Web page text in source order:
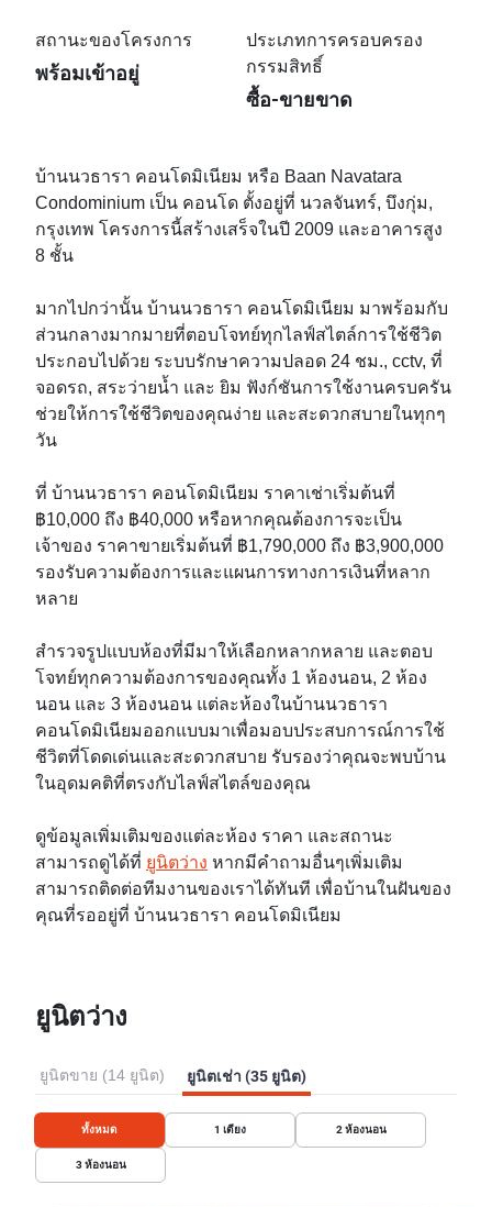
สถานะของโครงการ
พร้อมเข้าอยู่
ประเภทการครอบครอง
กรรมสิทธิ์
ซื้อ-ขายขาด
บ้านนวธารา คอนโดมิเนียม หรือ Baan Navatara
Condominium เป็น คอนโด ตั้งอยู่ที่ นวลจันทร์, บึงกุ่ม,
กรุงเทพ โครงการนี้สร้างเสร็จในปี 2009 และอาคารสูง
8 ชั้น
มากไปกว่านั้น บ้านนวธารา คอนโดมิเนียม มาพร้อมกับ
ส่วนกลางมากมายที่ตอบโจทย์ทุกไลฟ์สไตล์การใช้ชีวิต
ประกอบไปด้วย ระบบรักษาความปลอด 24 ชม., cctv, ที่
จอดรถ, สระว่ายน้ำ และ ยิม ฟังก์ชันการใช้งานครบครัน
ช่วยให้การใช้ชีวิตของคุณง่าย และสะดวกสบายในทุกๆ
วัน
ที่ บ้านนวธารา คอนโดมิเนียม ราคาเช่าเริ่มต้นที่
฿10,000 ถึง ฿40,000 หรือหากคุณต้องการจะเป็น
เจ้าของ ราคาขายเริ่มต้นที่ ฿1,790,000 ถึง ฿3,900,000
รองรับความต้องการและแผนการทางการเงินที่หลาก
หลาย
สำรวจรูปแบบห้องที่มีมาให้เลือกหลากหลาย และตอบ
โจทย์ทุกความต้องการของคุณทั้ง 1 ห้องนอน, 2 ห้อง
นอน และ 3 ห้องนอน แต่ละห้องในบ้านนวธารา
คอนโดมิเนียมออกแบบมาเพื่อมอบประสบการณ์การใช้
ชีวิตที่โดดเด่นและสะดวกสบาย รับรองว่าคุณจะพบบ้าน
ในอุดมคติที่ตรงกับไลฟ์สไตล์ของคุณ
ดูข้อมูลเพิ่มเติมของแต่ละห้อง ราคา และสถานะ
สามารถดูได้ที่ ยูนิตว่าง หากมีคำถามอื่นๆเพิ่มเติม
สามารถติดต่อทีมงานของเราได้ทันที เพื่อบ้านในฝันของ
คุณที่รออยู่ที่ บ้านนวธารา คอนโดมิเนียม
ยูนิตว่าง
ยูนิตขาย (14 ยูนิต) ยูนิตเช่า (35 ยูนิต)
ทั้งหมด 1 เตียง 2 ห้องนอน
3 ห้องนอน